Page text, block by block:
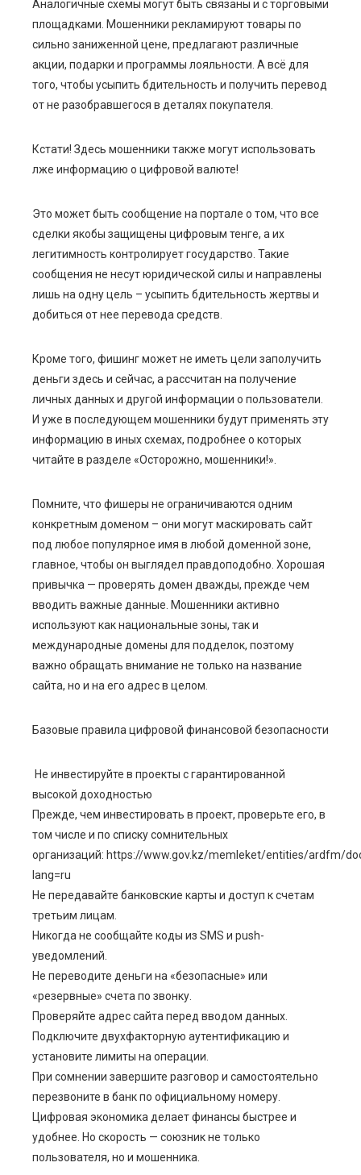
Аналогичные схемы могут быть связаны и с торговыми
площадками. Мошенники рекламируют товары по
сильно заниженной цене, предлагают различные
акции, подарки и программы лояльности. А всё для
того, чтобы усыпить бдительность и получить перевод
от не разобравшегося в деталях покупателя.
Кстати! Здесь мошенники также могут использовать
лже информацию о цифровой валюте!
Это может быть сообщение на портале о том, что все
сделки якобы защищены цифровым тенге, а их
легитимность контролирует государство. Такие
сообщения не несут юридической силы и направлены
лишь на одну цель – усыпить бдительность жертвы и
добиться от нее перевода средств.
Кроме того, фишинг может не иметь цели заполучить
деньги здесь и сейчас, а рассчитан на получение
личных данных и другой информации о пользователи.
И уже в последующем мошенники будут применять эту
информацию в иных схемах, подробнее о которых
читайте в разделе «Осторожно, мошенники!».
Помните, что фишеры не ограничиваются одним
конкретным доменом – они могут маскировать сайт
под любое популярное имя в любой доменной зоне,
главное, чтобы он выглядел правдоподобно. Хорошая
привычка — проверять домен дважды, прежде чем
вводить важные данные. Мошенники активно
используют как национальные зоны, так и
международные домены для подделок, поэтому
важно обращать внимание не только на название
сайта, но и на его адрес в целом.
Базовые правила цифровой финансовой безопасности
Не инвестируйте в проекты с гарантированной
высокой доходностью
Прежде, чем инвестировать в проект, проверьте его, в
том числе и по списку сомнительных
организаций: https://www.gov.kz/memleket/entities/ardfm/
lang=ru
Не передавайте банковские карты и доступ к счетам
третьим лицам.
Никогда не сообщайте коды из SMS и push-
уведомлений.
Не переводите деньги на «безопасные» или
«резервные» счета по звонку.
Проверяйте адрес сайта перед вводом данных.
Подключите двухфакторную аутентификацию и
установите лимиты на операции.
При сомнении завершите разговор и самостоятельно
перезвоните в банк по официальному номеру.
Цифровая экономика делает финансы быстрее и
удобнее. Но скорость — союзник не только
пользователя, но и мошенника.